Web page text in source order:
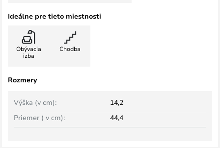
Ideálne pre tieto miestnosti
Obývacia
izba
Chodba
Rozmery
Výška (v cm):
14,2
Priemer ( v cm):
44,4